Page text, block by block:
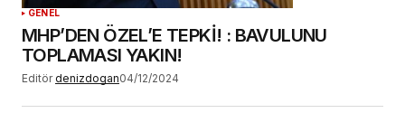
GENEL
MHP’DEN ÖZEL’E TEPKİ! : BAVULUNU
TOPLAMASI YAKIN!
Editör denizdogan04/12/2024